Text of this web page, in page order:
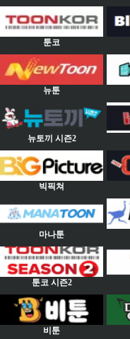
툰코
뉴툰
뉴토끼 시즌2
빅픽쳐
마나툰
툰코 시즌2
비툰